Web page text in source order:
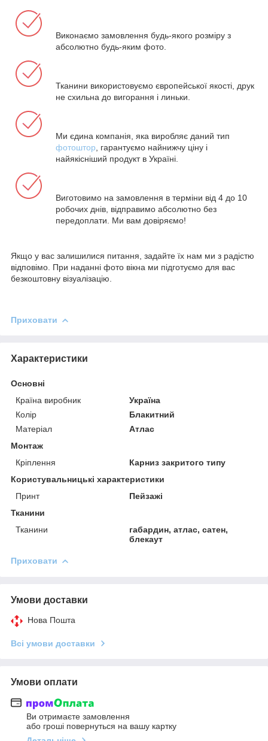
Виконаємо замовлення будь-якого розміру з
абсолютно будь-яким фото.
Тканини використовуємо європейської якості, друк
не схильна до вигорання і линьки.
Ми єдина компанія, яка виробляє даний тип
фотоштор , гарантуємо найнижчу ціну і
найякісніший продукт в Україні.
Виготовимо на замовлення в терміни від 4 до 10
робочих днів, відправимо абсолютно без
передоплати. Ми вам довіряємо!
Якщо у вас залишилися питання, задайте їх нам ми з радістю
відповімо. При наданні фото вікна ми підготуємо для вас
безкоштовну візуалізацію.
Приховати
Характеристики
Основні
Країна виробник
Україна
Колір
Блакитний
Матеріал
Атлас
Монтаж
Кріплення
Карниз закритого типу
Користувальницькі характеристики
Принт
Пейзажі
Тканини
Тканини
габардин, атлас, сатен,
блекаут
Приховати
Умови доставки
Нова Пошта
Всі умови доставки
Умови оплати
Ви отримаєте замовлення
або гроші повернуться на вашу картку